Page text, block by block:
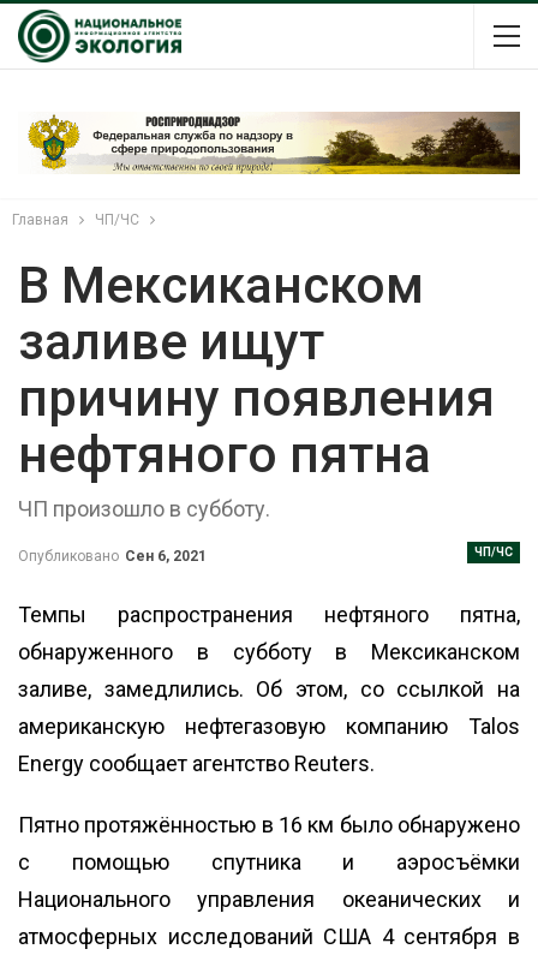
Главная ЧП/ЧС
В Мексиканском
заливе ищут
причину появления
нефтяного пятна
ЧП произошло в субботу.
ЧП/ЧС
Опубликовано Сен 6, 2021
Темпы распространения нефтяного пятна,
обнаруженного в субботу в Мексиканском
заливе, замедлились. Об этом, со ссылкой на
американскую нефтегазовую компанию Talos
Energy сообщает агентство Reuters.
Пятно протяжённостью в 16 км было обнаружено
с помощью спутника и аэросъёмки
Национального управления океанических и
атмосферных исследований США 4 сентября в